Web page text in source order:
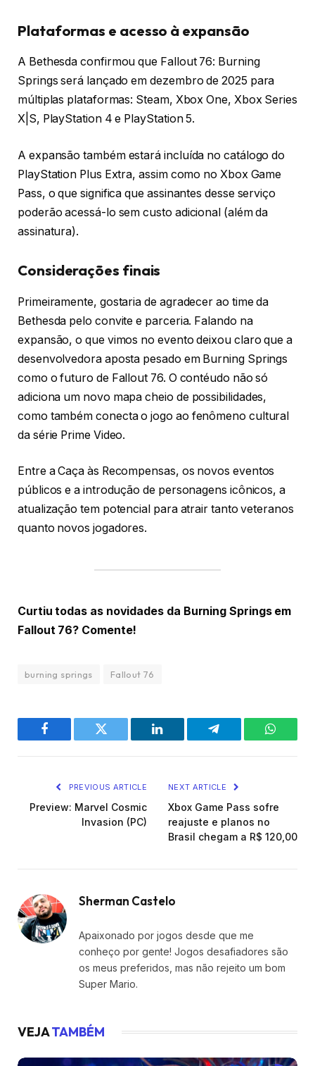
Plataformas e acesso à expansão
A Bethesda confirmou que Fallout 76: Burning
Springs será lançado em dezembro de 2025 para
múltiplas plataformas: Steam, Xbox One, Xbox Series
X|S, PlayStation 4 e PlayStation 5.
A expansão também estará incluída no catálogo do
PlayStation Plus Extra, assim como no Xbox Game
Pass, o que significa que assinantes desse serviço
poderão acessá-lo sem custo adicional (além da
assinatura).
Considerações finais
Primeiramente, gostaria de agradecer ao time da
Bethesda pelo convite e parceria. Falando na
expansão, o que vimos no evento deixou claro que a
desenvolvedora aposta pesado em Burning Springs
como o futuro de Fallout 76. O contéudo não só
adiciona um novo mapa cheio de possibilidades,
como também conecta o jogo ao fenômeno cultural
da série Prime Video.
Entre a Caça às Recompensas, os novos eventos
públicos e a introdução de personagens icônicos, a
atualização tem potencial para atrair tanto veteranos
quanto novos jogadores.
Curtiu todas as novidades da Burning Springs em
Fallout 76? Comente!
burning springs Fallout 76
Facebook Twitter LinkedIn Telegram
PREVIOUS ARTICLE
Preview: Marvel Cosmic
Invasion (PC)
NEXT ARTICLE
Xbox Game Pass sofre
reajuste e planos no
Brasil chegam a R$ 120,00
Sherman Castelo
Apaixonado por jogos desde que me
conheço por gente! Jogos desafiadores são
os meus preferidos, mas não rejeito um bom
Super Mario.
VEJATAMBÉM